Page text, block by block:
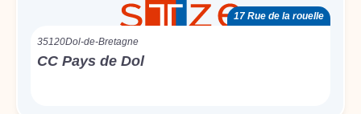
17 Rue de la rouelle
35120Dol-de-Bretagne
CC Pays de Dol